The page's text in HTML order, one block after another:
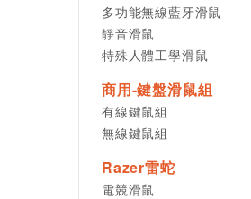
多功能無線藍牙滑鼠
靜音滑鼠
特殊人體工學滑鼠
商用-鍵盤滑鼠組
有線鍵鼠組
無線鍵鼠組
Razer雷蛇
電競滑鼠